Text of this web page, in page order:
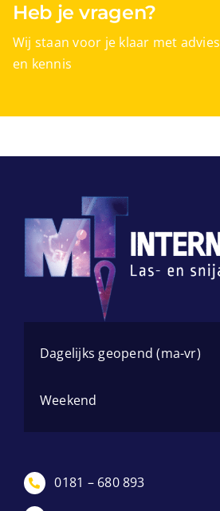
Heb je vragen?
Wij staan voor je klaar met advies
en kennis
Dagelijks geopend (ma-vr)
Weekend
0181 – 680 893